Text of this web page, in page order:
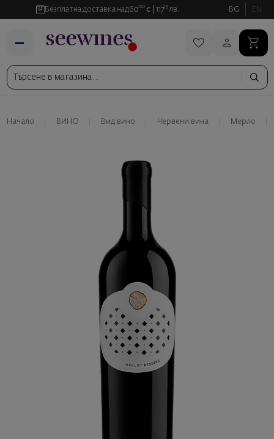
Безплатна доставка над6000 € 11735 лв. BG EN
Начало ВИНО Вид вино Червени вина Мерло